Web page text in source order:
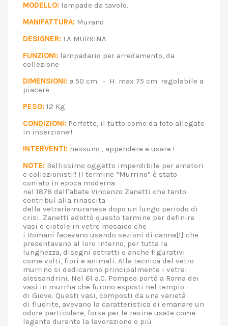
MODELLO: lampade da tavolo.
MANIFATTURA: Murano
DESIGNER: LA MURRINA
FUNZIONI: lampadario per arredamento, da
collezione
DIMENSIONI: ø 50 cm. - H. max 75 cm. regolabile a
piacere
PESO: 12 Kg.
CONDIZIONI: Perfette, il tutto come da foto allegate
in inserzione!!
INTERVENTI: nessuno , appendere e usare !
NOTE: Bellissimo oggetto imperdibile per amatori
e collezionisti!! Il termine “Murrino” è stato
coniato in epoca moderna
nel 1878 dall'abate Vincenzo Zanetti che tanto
contribuì alla rinascita
della vetrariamuranese dopo un lungo periodo di
crisi. Zanetti adottò questo termine per definire
vasi e ciotole in vetro mosaico che
i Romani facevano usando sezioni di canna[1] che
presentavano al loro interno, per tutta la
lunghezza, disegni astratti o anche figurativi
come volti, fiori e animali. Alla tecnica del vetro
murrino si dedicarono principalmente i vetrai
alessandrini. Nel 61 a.C. Pompeo portò a Roma dei
vasi in murrha che furono esposti nel tempio
di Giove. Questi vasi, composti da una varietà
di fluorite, avevano la caratteristica di emanare un
odore particolare, forse per le resine usate come
legante durante la lavorazione o più